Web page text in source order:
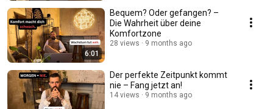
6:01
Bequem? Oder gefangen? –
Die Wahrheit über deine
Komfortzone
28 views 9 months ago
Der perfekte Zeitpunkt kommt
nie – Fang jetzt an!
14 views 9 months ago